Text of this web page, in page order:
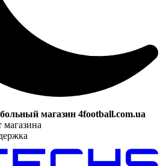
магазин 4football.com.ua
магазина